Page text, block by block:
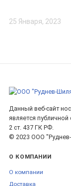
25 Января, 2023
Данный веб-сайт
является
2 ст. 437 ГК РФ.
© 2023 ООО
О КОМПАНИИ
О компании
Доставка